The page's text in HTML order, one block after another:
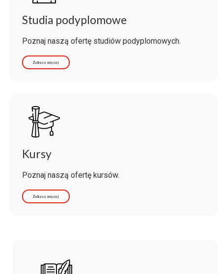
Studia podyplomowe
Poznaj naszą ofertę studiów podyplomowych.
Zobacz więcej
Kursy
Poznaj naszą ofertę kursów.
Zobacz więcej